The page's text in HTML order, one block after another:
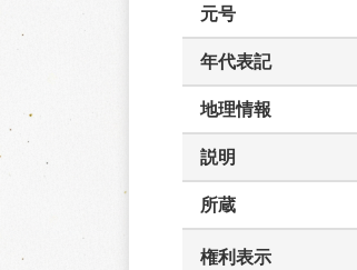
元号
年代表記
地理情報
説明
所蔵
権利表示